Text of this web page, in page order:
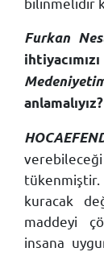
Furkan
anlamalıyız?
kuracak
maddeyi
insana